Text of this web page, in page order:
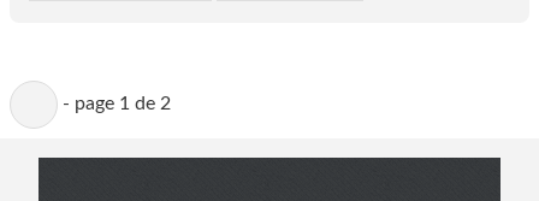
- page 1 de 2